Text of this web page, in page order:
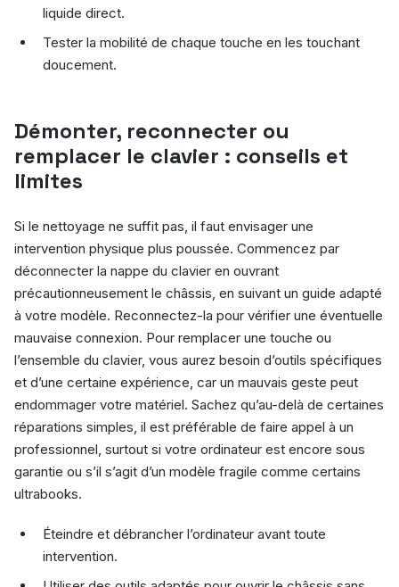
liquide direct.
Tester la mobilité de chaque touche en les touchant
doucement.
Démonter, reconnecter ou
remplacer le clavier : conseils et
limites
Si le nettoyage ne suffit pas, il faut envisager une
intervention physique plus poussée. Commencez par
déconnecter la nappe du clavier en ouvrant
précautionneusement le châssis, en suivant un guide adapté
à votre modèle. Reconnectez-la pour vérifier une éventuelle
mauvaise connexion. Pour remplacer une touche ou
l’ensemble du clavier, vous aurez besoin d’outils spécifiques
et d’une certaine expérience, car un mauvais geste peut
endommager votre matériel. Sachez qu’au-delà de certaines
réparations simples, il est préférable de faire appel à un
professionnel, surtout si votre ordinateur est encore sous
garantie ou s’il s’agit d’un modèle fragile comme certains
ultrabooks.
Éteindre et débrancher l’ordinateur avant toute
intervention.